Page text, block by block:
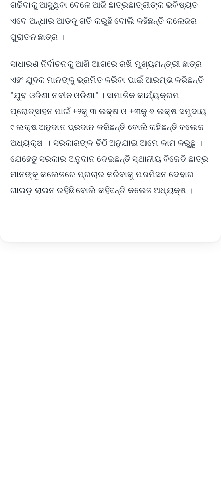
ଗଢିବାକୁ ଆସୁଥିବା ବେଳେ ଆଜି ଛାତ୍ରଛାତ୍ରୀଙ୍କ ଭବିଷ୍ୟତ
ଏବେ ଅନ୍ଧାର ଆଡକୁ ଗତି କରୁଛି ବୋଲି କହିଛନ୍ତି କଲେଜର
ପୁରାତନ ଛାତ୍ର ।
ସାଧାରଣ ନିର୍ବାଚନକୁ ଆଖି ଆଗରେ ରଖି ମୁଖ୍ୟମନ୍ତ୍ରୀ ଛାତ୍ର
ଏହଂ ଯୁବକ ମାନଙ୍କୁ ଭ୍ରମିତ କରିବା ପାଇଁ ଆରମ୍ଭ କରିଛନ୍ତି
"ଯୁବ ଓଡିଶା ନବୀନ ଓଡିଶା" । ସାମାଜିକ କାର୍ଯ୍ୟକ୍ରମ
ପ୍ରୋତ୍ସାହନ ପାଇଁ +୨କୁ ୩ ଲକ୍ଷ ଓ +୩କୁ ୬ ଲକ୍ଷ ସମୁଦାୟ
୯ ଲକ୍ଷ ଅନୁଦାନ ପ୍ରଦାନ କରିଛନ୍ତି ବୋଲି କହିଛନ୍ତି କଲେଜ
ଅଧ୍ୟକ୍ଷ । ସରକାରଙ୍କ ଚିଠି ଅନୁଯାଇ ଆମେ କାମ କରୁଛୁ ।
ଯେହେତୁ ସରକାର ଅନୁଦାନ ଦେଇଛନ୍ତି ସ୍ଥାନୀୟ ବିଜେଡି ଛାତ୍ର
ମାନଙ୍କୁ କଲେଜରେ ପ୍ରଚାର କରିବାକୁ ପରମିସନ ଦେବାର
ଗାଇଡ଼ ଲାଇନ ରହିଛି ବୋଲି କହିଛନ୍ତି କଲେଜ ଅଧ୍ୟକ୍ଷ ।